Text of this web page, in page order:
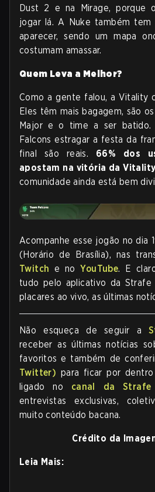
Dust 2 e na Mirage, porque
jogar lá. A Nuke também tem
aparecer, sendo um mapa
costumam amassar.
Quem Leva a Melhor?
Como a gente falou, a Vitality
Eles têm mais bagagem, são
Major e o time a ser batido.
Falcons estragar a festa da
final são reais. 66% dos
apostam na vitória da
comunidade ainda está bem
Acompanhe esse jogão no dia
(Horário de Brasília), nas
Twitch e noYouTube. E
tudo pelo aplicativo da
placares ao vivo, as últimas
Não esqueça de seguir a
receber as últimas notícias
favoritos e também de
Twitter) para ficar por
ligado no canal da Strafe
entrevistas exclusivas,
muito conteúdo bacana.
Crédito da
Leia Mais: